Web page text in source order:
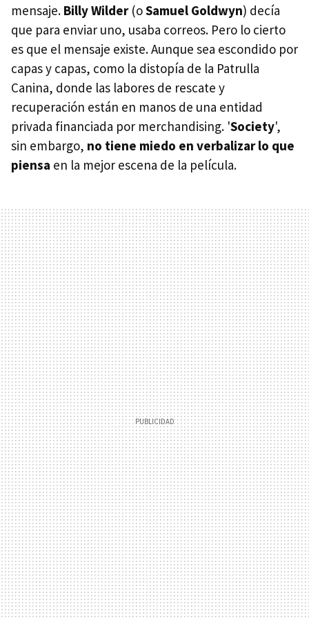
mensaje. Billy Wilder(oSamuel Goldwyn) decía
que para enviar uno, usaba correos. Pero lo cierto
es que el mensaje existe. Aunque sea escondido por
capas y capas, como la distopía de la Patrulla
Canina, donde las labores de rescate y
recuperación están en manos de una entidad
privada financiada por merchandising. 'Society',
sin embargo, no tiene miedo en verbalizar lo que
piensa en la mejor escena de la película.